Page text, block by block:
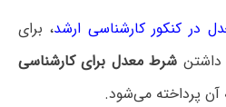
در کنکور کارشناسی ارشد، برای
داشتن شرط معدل برای کارشناسی
آن پرداخته می‌شود.